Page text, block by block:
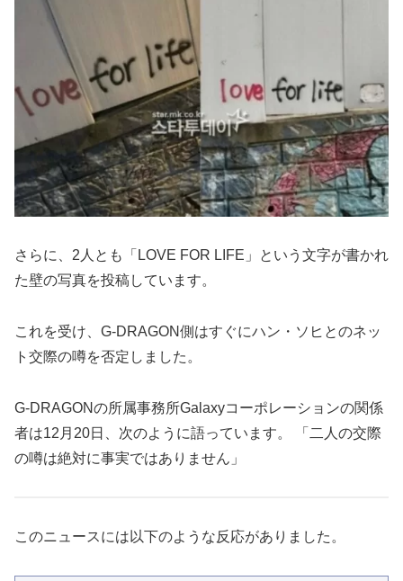
さらに、2人とも「LOVE FOR LIFE」という文字が書かれ
た壁の写真を投稿しています。
これを受け、G-DRAGON側はすぐにハン・ソヒとのネッ
ト交際の噂を否定しました。
G-DRAGONの所属事務所Galaxyコーポレーションの関係
者は12月20日、次のように語っています。 「二人の交際
の噂は絶対に事実ではありません」
このニュースには以下のような反応がありました。